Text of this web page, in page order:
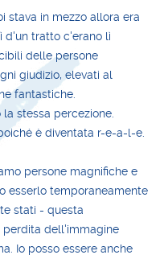
stava in mezzo allora era
d'un tratto c'erano lì
delle persone
giudizio, elevati al
fantastiche.
stessa percezione.
è diventata r-e-a-l-e.
persone magnifiche e
esserlo temporaneamente
stati - questa
perdita dell'immagine
Io posso essere anche